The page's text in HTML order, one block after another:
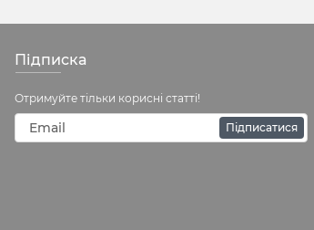
Підписка
Отримуйте тільки корисні статті!
Підписатися